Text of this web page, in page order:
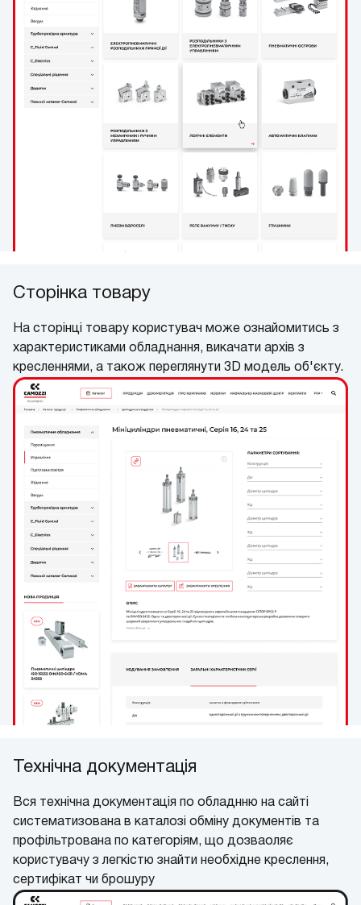
Сторінка товару
На сторінці товару користувач може ознайомитись з
характеристиками обладнання, викачати архів з
кресленнями, а також переглянути 3D модель об'єкту.
Технічна документація
Вся технічна документація по обладнню на сайті
систематизована в каталозі обміну документів та
профільтрована по категоріям, що дозваоляє
користувачу з легкістю знайти необхідне креслення,
сертифікат чи брошуру